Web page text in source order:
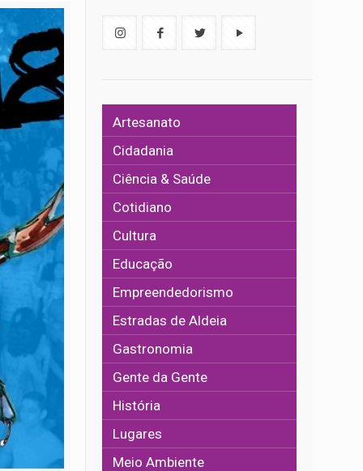
Artesanato
Cidadania
Ciência & Saúde
Cotidiano
Cultura
Educação
Empreendedorismo
Estradas de Aldeia
Gastronomia
Gente da Gente
História
Lugares
Meio Ambiente